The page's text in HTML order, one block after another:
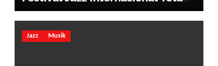
Hidup
Jazz Musik